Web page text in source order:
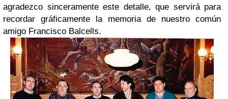
agradezco sinceramente este detalle, que servirá para
recordar gráficamente la memoria de nuestro común
amigo Francisco Balcells.